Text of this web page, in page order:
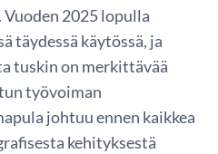
2025 lopulla
täydessä käytössä, ja
tuskin on merkittävää
työvoiman
johtuu ennen kaikkea
kehityksestä